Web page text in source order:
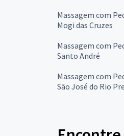
Massagem com
Mogi das Cruzes
Massagem com
Santo André
Massagem com
São José do Rio